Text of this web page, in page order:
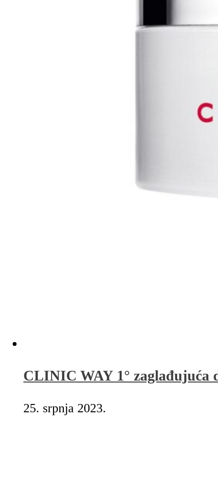
CLINIC WAY 1° zaglađujuća
25. srpnja 2023.